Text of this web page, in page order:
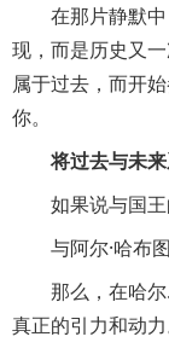
在那片静默
现，而是历史又
属于过去，而开
你。
将过去与未
如果说与国
与阿尔·哈布
那么，在哈
真正的引力和动力